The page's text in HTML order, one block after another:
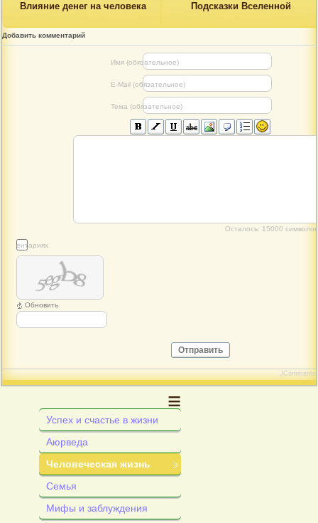
Влияние денег на человека Подсказки Вселенной
Добавить комментарий
Имя (обязательное)
E-Mail (обязательное)
Тема (обязательное)
Осталось: 15000 символов
Обновить
Отправить
JComments
≡
Успех и счастье в жизни
Аюрведа
Человеческая жизнь
Семья
Мифы и заблуждения